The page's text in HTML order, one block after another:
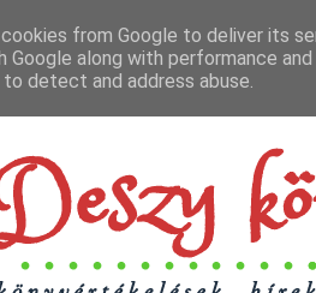
from Google to deliver its
Google along with performance
detect and address abuse.